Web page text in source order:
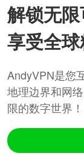
解锁无限
享受全球
AndyVPN是您
地理边界和网
限的数字世界！